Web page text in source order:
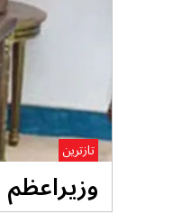
تازترین